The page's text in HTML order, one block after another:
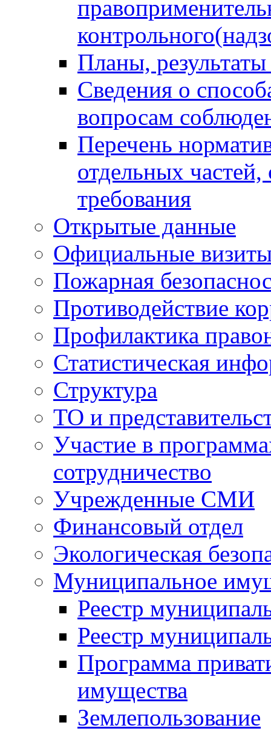
Планы,
Сведения о
вопросам
Перечень
отдельных
требования
Открытые данные
Официальные
Пожарная
Противодействие
Профилактика
Статистическая
Структура
ТО и
Участие в
сотрудничество
Учрежденные СМИ
Финансовый отдел
Экологическая
Муниципальное
Реестр
Реестр
Программа
имущества
Землепользование